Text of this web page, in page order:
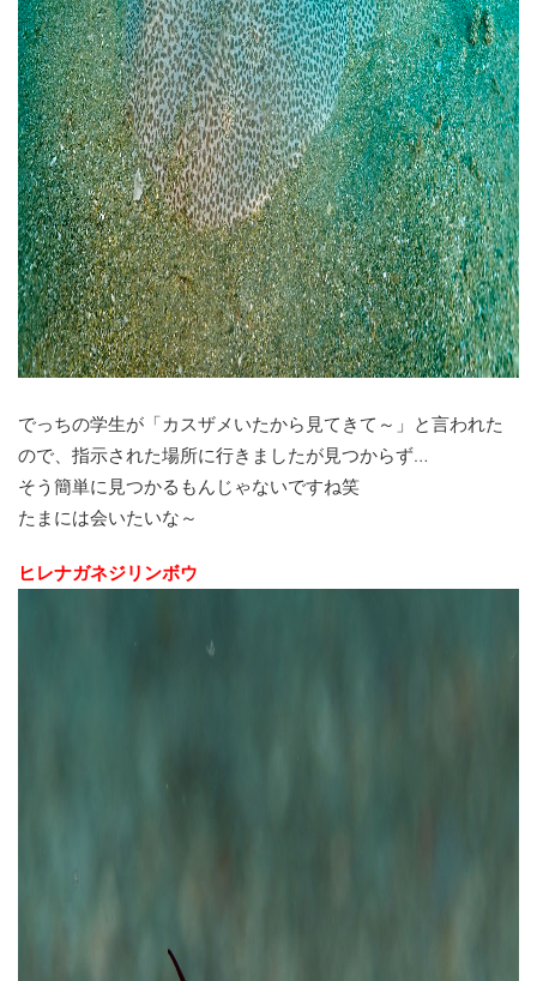
でっちの学生が「カスザメいたから見てきて～」と言われた
ので、指示された場所に行きましたが見つからず…
そう簡単に見つかるもんじゃないですね笑
たまには会いたいな～
ヒレナガネジリンボウ